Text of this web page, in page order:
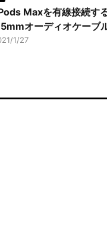
Maxを有線接続す
オーディオケーブ
1/27